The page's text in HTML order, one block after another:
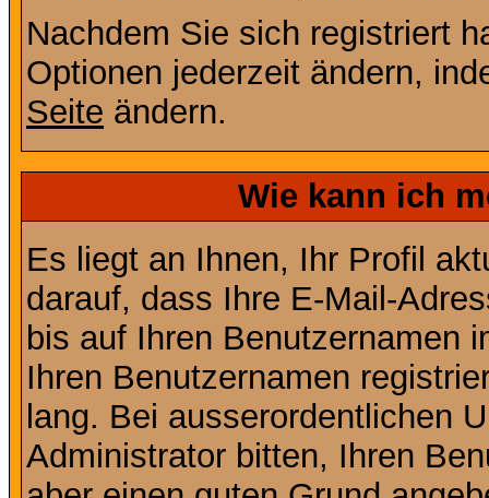
Nachdem Sie sich registriert
Optionen jederzeit ändern,
Seite ändern.
Wie kann ich
Es liegt an Ihnen, Ihr Profil
darauf, dass Ihre E-Mail-
bis auf Ihren Benutzernamen
Ihren Benutzernamen
lang. Bei ausserordentlichen
Administrator bitten, Ihren